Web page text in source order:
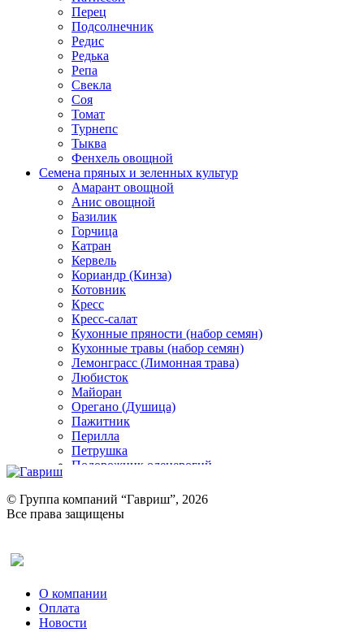
Перец
Подсолнечник
Редис
Редька
Репа
Свекла
Соя
Томат
Турнепс
Тыква
Фенхель овощной
Семена пряных и зеленных культур
Амарант овощной
Анис овощной
Базилик
Горчица
Катран
Кервель
Кориандр (Кинза)
Котовник
Кресс
Кресс-салат
Кухонные пряности (набор семян)
Кухонные травы (набор семян)
Лемонграсс (Лимонная трава)
Любисток
Майоран
Орегано (Душица)
Пажитник
Перилла
Петрушка
Подорожник оленерогий
Ревень
Рукола
Рута
Тмин
Трава для чая
Туласи
© Группа компаний “Гавриш”, 2026
Все права защищены
О компании
Оплата
Новости